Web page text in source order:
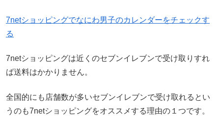
7netショッピングでなにわ男子のカレンダーをチェックす
る
7netショッピングは近くのセブンイレブンで受け取りすれ
ば送料はかかりません。
全国的にも店舗数が多いセブンイレブンで受け取れるとい
うのも7netショッピングをオススメする理由の１つです。